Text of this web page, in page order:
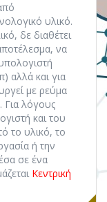
υλικό.
δε διαθέτει
να
αλλά και για
με ρεύμα
Για λόγους
και του
το υλικό, το
ή την
σε ένα
Κεντρική